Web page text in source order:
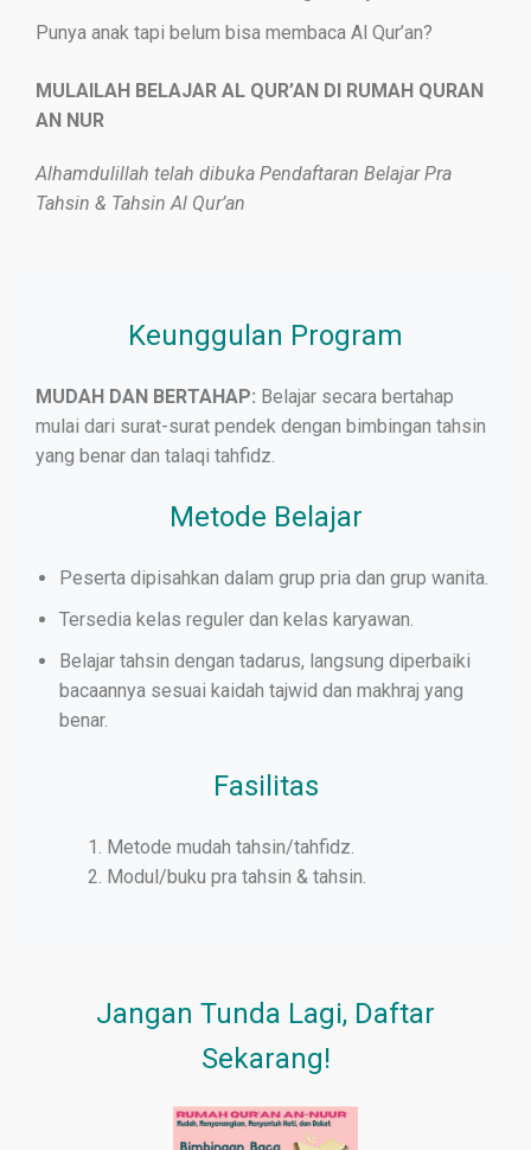
Punya anak tapi belum bisa membaca Al Qur’an?
MULAILAH BELAJAR AL QUR’AN DI RUMAH QURAN
AN NUR
Alhamdulillah telah dibuka Pendaftaran Belajar Pra
Tahsin & Tahsin Al Qur’an
Keunggulan Program
MUDAH DAN BERTAHAP: Belajar secara bertahap
mulai dari surat-surat pendek dengan bimbingan tahsin
yang benar dan talaqi tahfidz.
Metode Belajar
Peserta dipisahkan dalam grup pria dan grup wanita.
Tersedia kelas reguler dan kelas karyawan.
Belajar tahsin dengan tadarus, langsung diperbaiki
bacaannya sesuai kaidah tajwid dan makhraj yang
benar.
Fasilitas
Metode mudah tahsin/tahfidz.
Modul/buku pra tahsin & tahsin.
Jangan Tunda Lagi, Daftar
Sekarang!